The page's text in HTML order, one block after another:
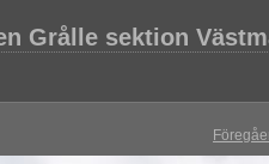
Grålle sektion